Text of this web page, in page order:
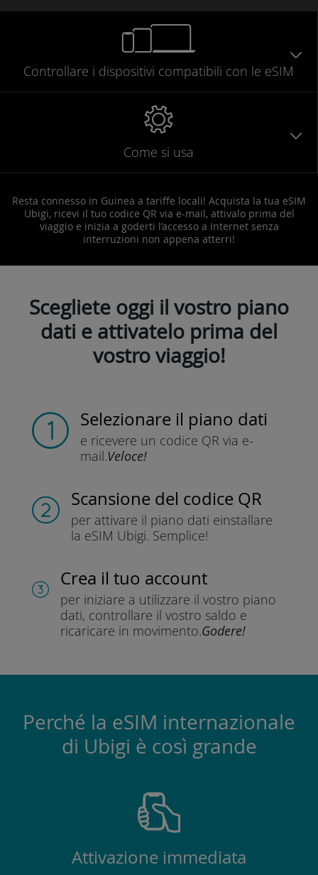
Controllare i dispositivi compatibili con le eSIM
Come si usa
Resta connesso in Guinea a tariffe locali! Acquista la tua eSIM
Ubigi, ricevi il tuo codice QR via e-mail, attivalo prima del
viaggio e inizia a goderti l’accesso a Internet senza
interruzioni non appena atterri!
Scegliete oggi il vostro piano
dati e attivatelo prima del
vostro viaggio!
Selezionare il piano dati
e ricevere un codice QR via e-
mail.Veloce!
Scansione del codice QR
per attivare il piano dati einstallare
la eSIM Ubigi. Semplice!
Crea il tuo account
per iniziare a utilizzare il vostro piano
dati, controllare il vostro saldo e
ricaricare in movimento.Godere!
Perché la eSIM internazionale
di Ubigi è così grande
Attivazione immediata